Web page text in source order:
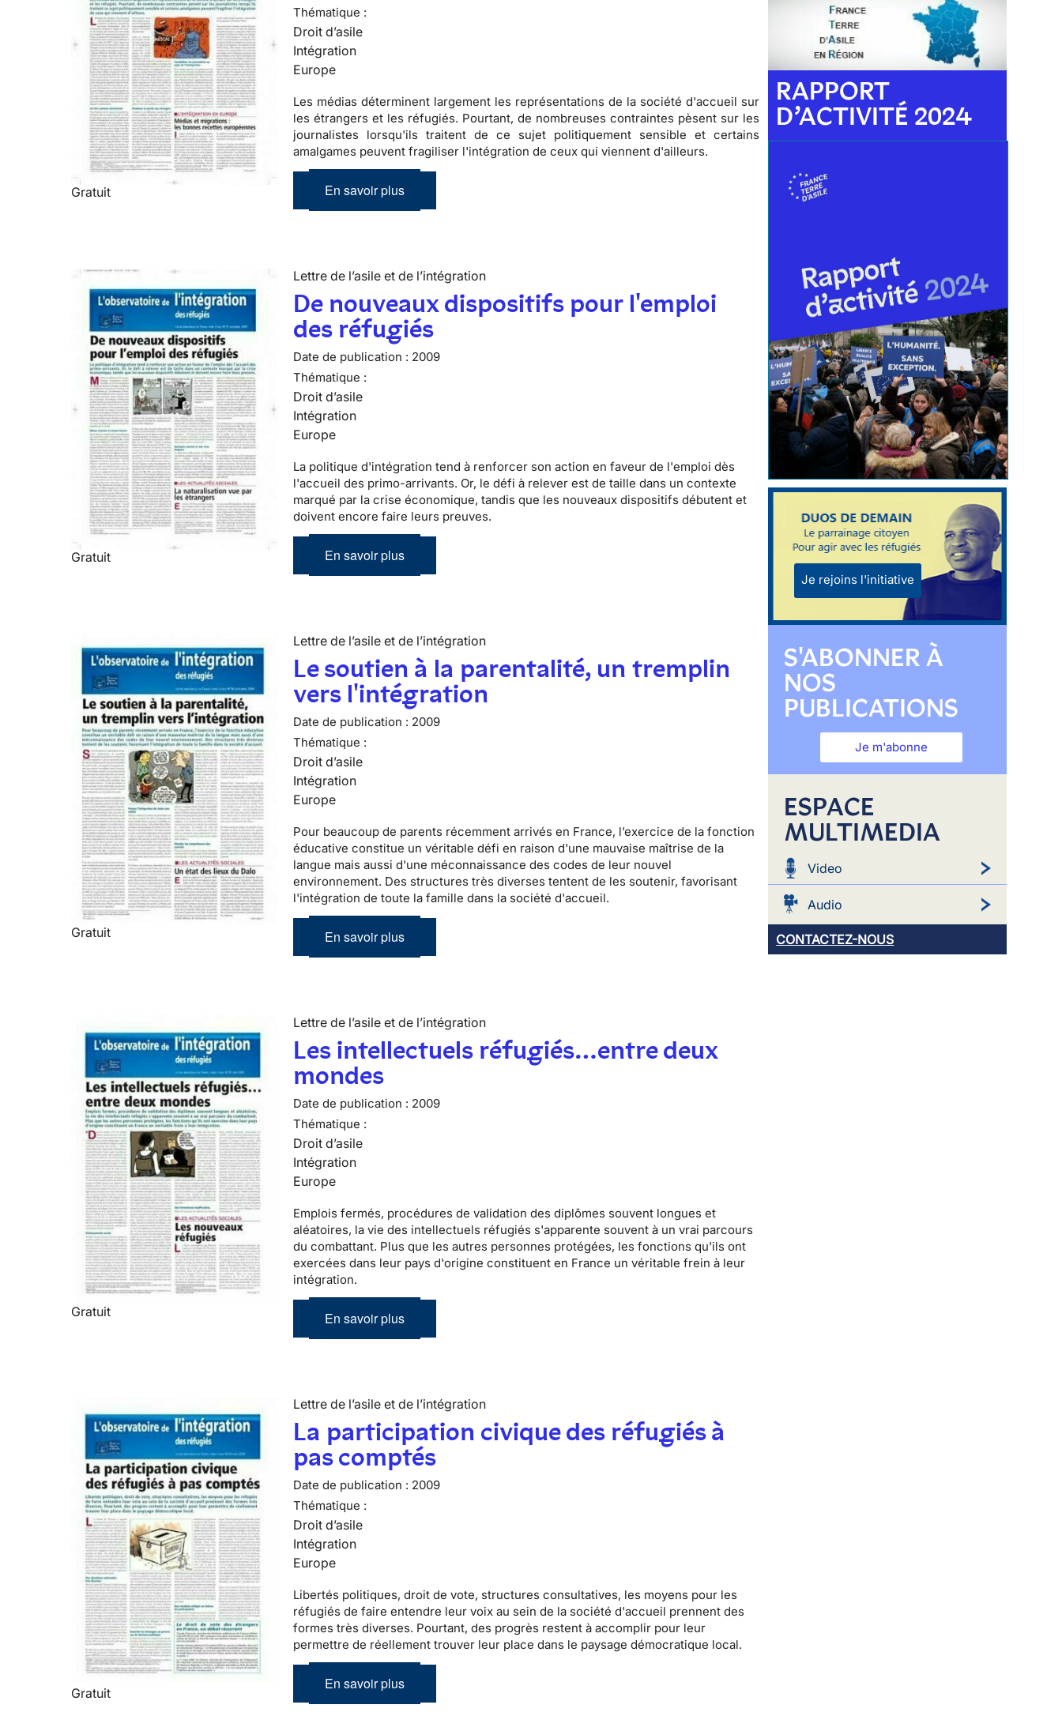
Gratuit
Thématique :
Droit d’asile
Intégration
Europe
Les médias déterminent largement les représentations de la société d'accueil sur
lesétrangers et les réfugiés. Pourtant, de nombreuses contraintes pèsent sur les
journalistes lorsqu'ils traitent de ce sujet politiquement sensible et certains
amalgames peuvent fragiliser l'intégration de ceux qui viennent d'ailleurs.
En savoir plus
Gratuit
Lettre de l’asile et de l’intégration
De nouveaux dispositifs pour l'emploi
des réfugiés
Date de publication : 2009
Thématique :
Droit d’asile
Intégration
Europe
La politique d'intégration tend à renforcer son action en faveur de l'emploi dès
l'accueil des primo-arrivants. Or, le défi à relever est de taille dans un contexte
marqué par la crise économique, tandis que les nouveaux dispositifs débutent et
doivent encore faire leurs preuves.
En savoir plus
Gratuit
Lettre de l’asile et de l’intégration
Le soutien à la parentalité, un tremplin
vers l'intégration
Date de publication : 2009
Thématique :
Droit d’asile
Intégration
Europe
Pour beaucoup de parents récemment arrivés en France, l’exercice de la fonction
éducative constitue un véritable défi en raison d'une mauvaise maîtrise de la
langue mais aussi d'une méconnaissance des codes de leur nouvel
environnement. Des structures très diverses tentent de les soutenir,favorisant
l'intégration de toute la famille dans la société d'accueil.
En savoir plus
Gratuit
Lettre de l’asile et de l’intégration
Les intellectuels réfugiés…entre deux
mondes
Date de publication : 2009
Thématique :
Droit d’asile
Intégration
Europe
Emplois fermés, procédures de validation des diplômes souvent longues et
aléatoires, la vie des intellectuels réfugiés s'apparente souvent à un vrai parcours
du combattant. Plus que les autres personnes protégées, les fonctions qu'ils ont
exercées dans leur pays d'origine constituent en France un véritable frein à leur
intégration.
En savoir plus
Gratuit
Lettre de l’asile et de l’intégration
La participation civique des réfugiés à
pas comptés
Date de publication : 2009
Thématique :
Droit d’asile
Intégration
Europe
Libertés politiques, droit de vote, structures consultatives, les moyens pour les
réfugiés de faire entendre leur voix au sein de la société d'accueil prennent des
formes très diverses. Pourtant, des progrès restent à accomplir pour leur
permettre de réellement trouver leur place dans le paysage démocratique local.
En savoir plus
RAPPORT
D’ACTIVITÉ 2024
Je rejoins l'initiative
S'ABONNER À
NOS
PUBLICATIONS
Je m'abonne
ESPACE
MULTIMEDIA
Video
Audio
CONTACTEZ-NOUS